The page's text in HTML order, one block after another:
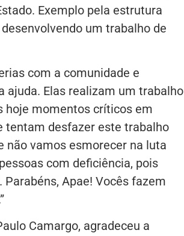
Exemplo pela estrutura
um trabalho de
com a comunidade e
ajuda. Elas realizam um trabalho
hoje momentos críticos em
tentam desfazer este trabalho
não vamos esmorecer na luta
com deficiência, pois
Apae! Vocês fazem
Camargo, agradeceu a